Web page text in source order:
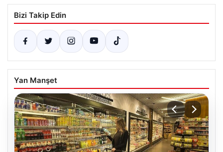
Bizi Takip Edin
Yan Manşet